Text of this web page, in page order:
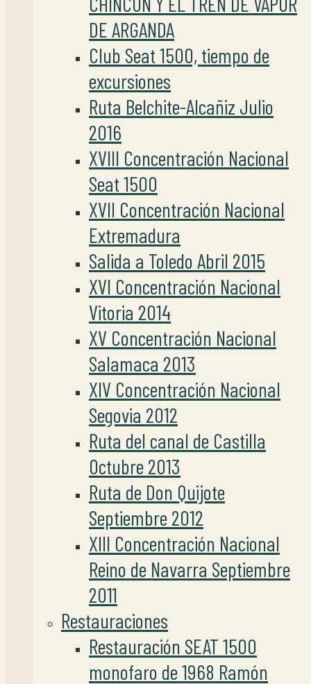
DE ARGANDA
Club Seat 1500, tiempo de
excursiones
Ruta Belchite-Alcañiz Julio
2016
XVIII Concentración Nacional
Seat 1500
XVII Concentración Nacional
Extremadura
Salida a Toledo Abril 2015
XVI Concentración Nacional
Vitoria 2014
XV Concentración Nacional
Salamaca 2013
XIV Concentración Nacional
Segovia 2012
Ruta del canal de Castilla
Octubre 2013
Ruta de Don Quijote
Septiembre 2012
XIII Concentración Nacional
Reino de Navarra Septiembre
2011
Restauraciones
Restauración SEAT 1500
monofaro de 1968 Ramón